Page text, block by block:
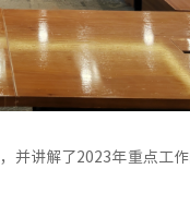
讲解了2023年重点工